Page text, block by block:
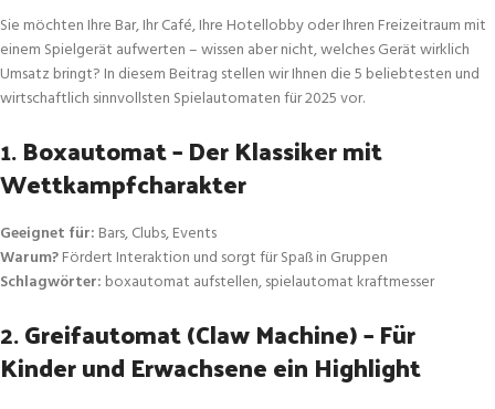
Sie möchten Ihre Bar, Ihr Café, Ihre Hotellobby oder Ihren Freizeitraum mit
einem Spielgerät aufwerten – wissen aber nicht, welches Gerät wirklich
Umsatz bringt? In diesem Beitrag stellen wir Ihnen die 5 beliebtesten und
wirtschaftlich sinnvollsten Spielautomaten für 2025 vor.
1.Boxautomat – Der Klassiker mit
Wettkampfcharakter
Geeignet für: Bars, Clubs, Events
Warum?Fördert Interaktion und sorgt für Spaß in Gruppen
Schlagwörter: boxautomat aufstellen, spielautomat kraftmesser
2.Greifautomat (Claw Machine) – Für
Kinder und Erwachsene ein Highlight